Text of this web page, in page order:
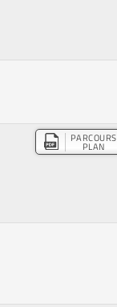
PARCOURS
PLAN